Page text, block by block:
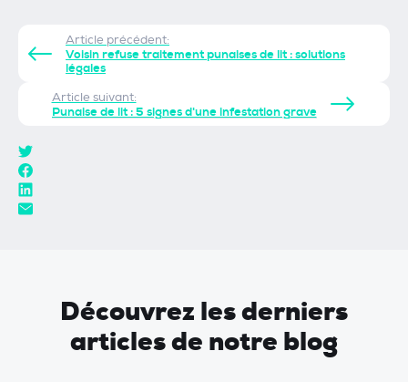
Article précédent:
Voisin refuse traitement punaises de lit : solutions
légales
Article suivant:
Punaise de lit : 5 signes d'une infestation grave
Découvrez les derniers
articles de notre blog